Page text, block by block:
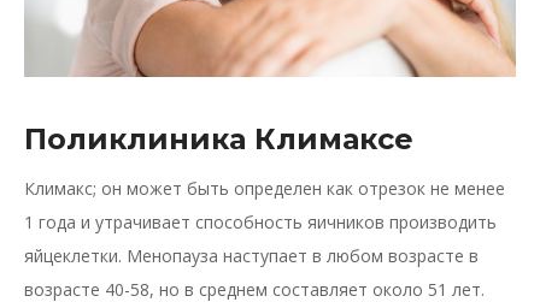
Поликлиника Климаксе
Климакс; он может быть определен как отрезок не менее
1 года и утрачивает способность яичников производить
яйцеклетки. Менопауза наступает в любом возрасте в
возрасте 40-58, но в среднем составляет около 51 лет.